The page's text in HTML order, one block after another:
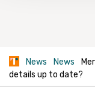
News News
details up to date?